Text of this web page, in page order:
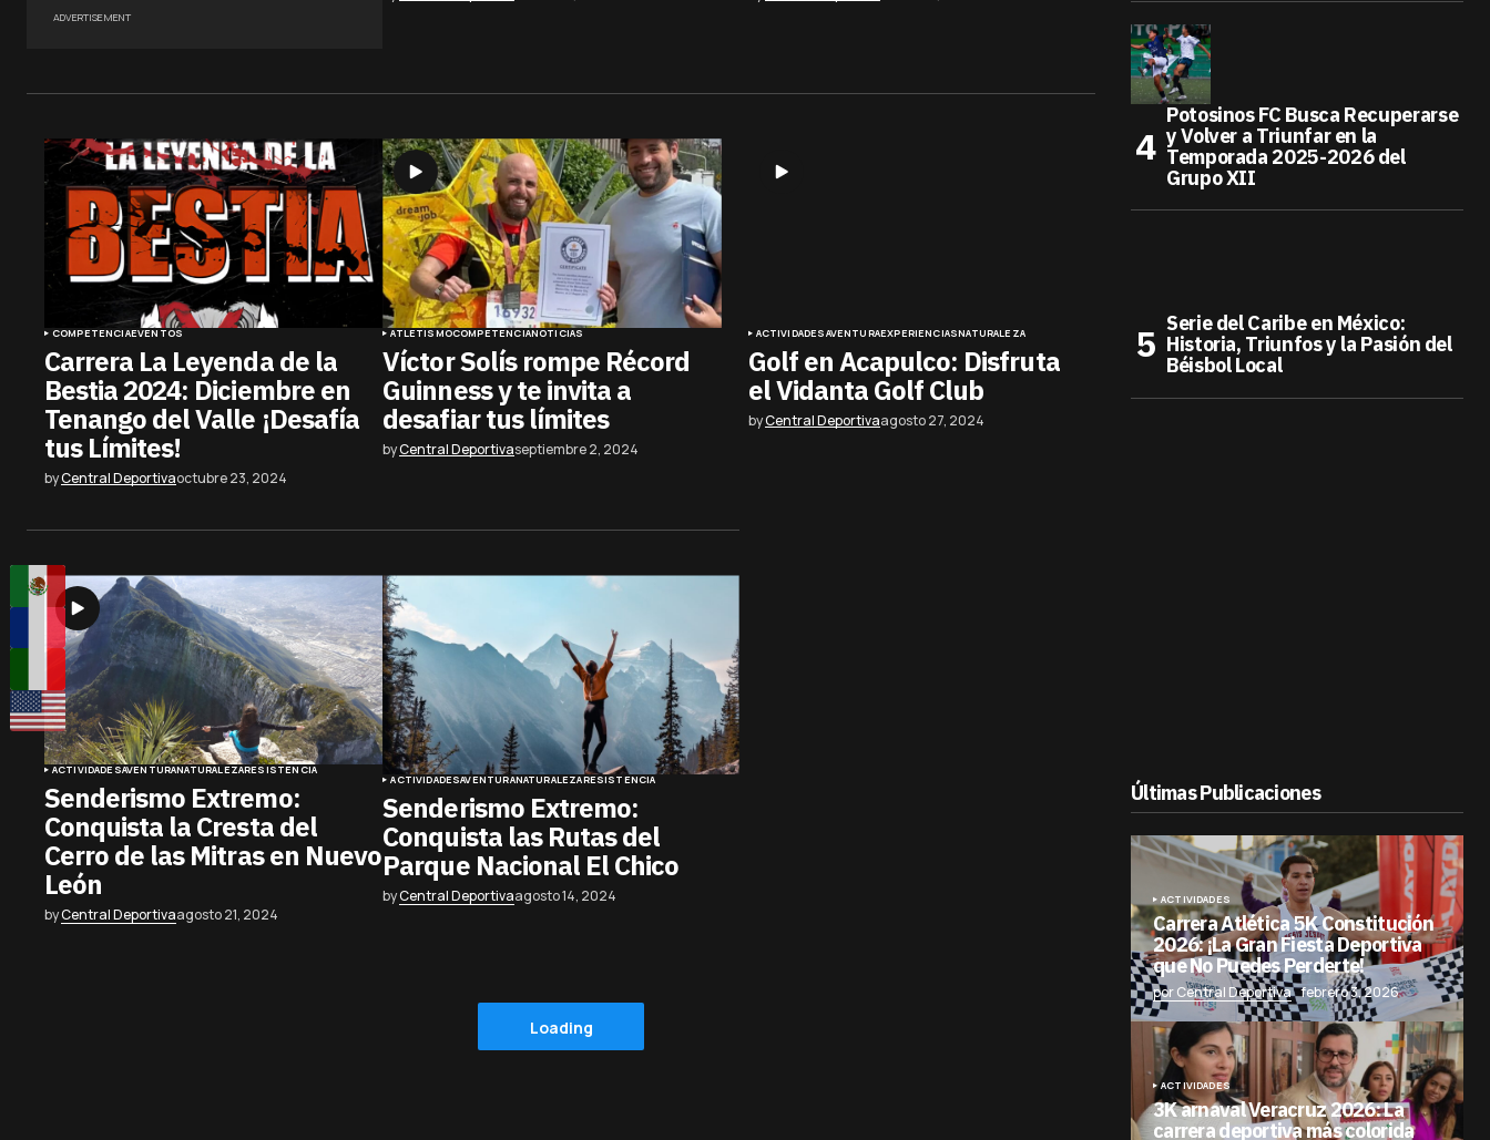
ADVERTISEMENT
COMPETENCIAEVENTOS
Carrera La Leyenda de la
Bestia 2024: Diciembre en
Tenango del Valle ¡Desafía
tus Límites!
byCentral Deportivaoctubre 23, 2024
ATLETISMOCOMPETENCIANOTICIAS
Víctor Solís rompe Récord
Guinness y te invita a
desafiar tus límites
byCentral Deportivaseptiembre 2, 2024
ACTIVIDADESAVENTURAEXPERIENCIASNATURALEZA
Golf en Acapulco: Disfruta
el Vidanta Golf Club
byCentral Deportivaagosto 27, 2024
ACTIVIDADESAVENTURANATURALEZARESISTENCIA
Senderismo Extremo:
Conquista la Cresta del
Cerro de las Mitras en Nuevo
León
byCentral Deportivaagosto 21, 2024
ACTIVIDADESAVENTURANATURALEZARESISTENCIA
Senderismo Extremo:
Conquista las Rutas del
Parque Nacional El Chico
byCentral Deportivaagosto 14, 2024
Loading
Potosinos FC Busca Recuperarse
y Volver a Triunfar en la
Temporada 2025-2026 del
Grupo XII
Serie del Caribe en México:
Historia, Triunfos y la Pasión del
Béisbol Local
Últimas Publicaciones
ACTIVIDADES
Carrera Atlética 5K Constitución
2026: ¡La Gran Fiesta Deportiva
que No Puedes Perderte!
por Central Deportiva febrero 3, 2026
ACTIVIDADES
3K arnaval Veracruz 2026: La
carrera deportiva más colorida